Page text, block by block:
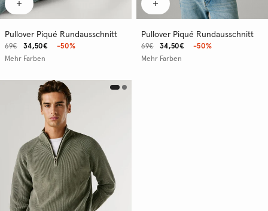
Pullover Piqué Rundausschnitt
34,50€
69€
-50%
Mehr Farben
Pullover Piqué Rundausschnitt
34,50€
69€
-50%
Mehr Farben